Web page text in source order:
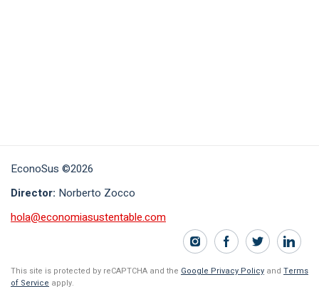
EconoSus ©2026
Director: Norberto Zocco
hola@economiasustentable.com
This site is protected by reCAPTCHA and the Google Privacy Policy and Terms
of Service apply.